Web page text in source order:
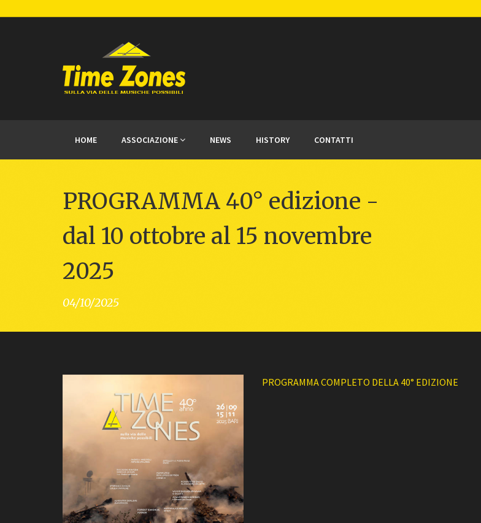
HOME ASSOCIAZIONE NEWS HISTORY CONTATTI
PROGRAMMA 40° edizione -
dal 10 ottobre al 15 novembre
2025
04/10/2025
PROGRAMMA COMPLETO DELLA 40° EDIZIONE